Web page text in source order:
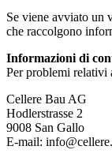
Se viene avviato un
che raccolgono
Informazioni di
Per problemi relativi
Cellere Bau AG
Hodlerstrasse 2
9008 San Gallo
E-mail: